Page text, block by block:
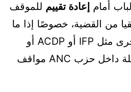
أمام إعادة تقييم للموقف
من القضية، خصوصًا إذا ما
تبنّت قوى سياسية أخرى مثل IFP أو ACDP أو
حتى شخصيات مستقلة داخل حزب ANC مواقف